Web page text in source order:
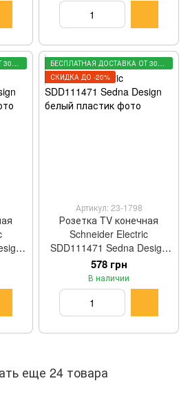
БЕСПЛАТНАЯ ДОСТАВКА ОТ 3000 ГРН
БЕСПЛАТНАЯ ДОСТАВКА ОТ 3000 ГРН
СКИДКА ДО -20%
Артикул: 23-1798
Розетка TV конечная
Schneider Electric
SDD111471 Sedna Design
белый пластик
578 грн
В наличии
еще 24 товара